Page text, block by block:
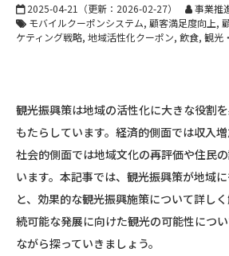
2025-04-21 （更新： 2026-02-27）
事業推
モバイルクーポンシステム 顧客満足度向上
ケティング戦略 地域活性化クーポン 飲食 観光
観光振興策は地域の活性化に大きな役割
もたらしています。経済的側面では収入増
社会的側面では地域文化の再評価や住民
います。本記事では、観光振興策が地域
と、効果的な観光振興施策について詳し
続可能な発展に向けた観光の可能性につ
ながら探っていきましょう。